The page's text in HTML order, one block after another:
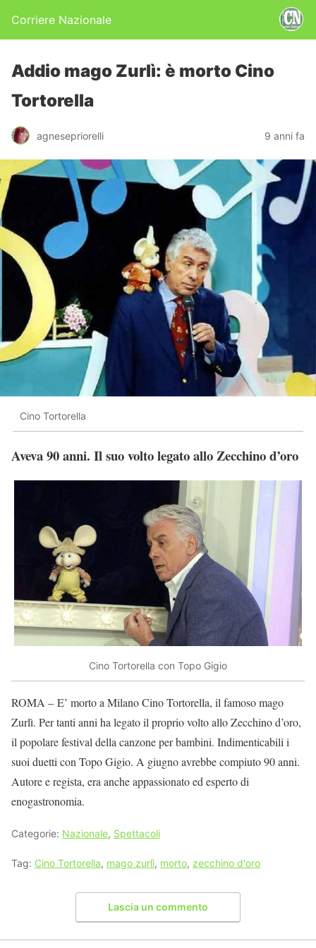
Corriere Nazionale
Addio mago Zurlì: è morto Cino
Tortorella
agnesepriorelli 9 anni fa
Cino Tortorella
Aveva 90 anni. Il suo volto legato allo Zecchino d’oro
Cino Tortorella con Topo Gigio
ROMA – E’ morto a Milano Cino Tortorella, il famoso mago
Zurlì. Per tanti anni ha legato il proprio volto allo Zecchino d’oro,
il popolare festival della canzone per bambini. Indimenticabili i
suoi duetti con Topo Gigio. A giugno avrebbe compiuto 90 anni.
Autore e regista, era anche appassionato ed esperto di
enogastronomia.
Categorie: Nazionale, Spettacoli
Tag: Cino Tortorella, mago zurlì, morto, zecchino d'oro
Lascia un commento